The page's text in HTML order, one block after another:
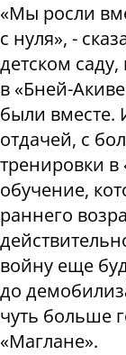
«Мы росли
с нуля», -
детском
в «Бней-
были вместе.
отдачей, с
тренировки в
обучение,
раннего
войну еще
до
чуть больше
«Маглане».